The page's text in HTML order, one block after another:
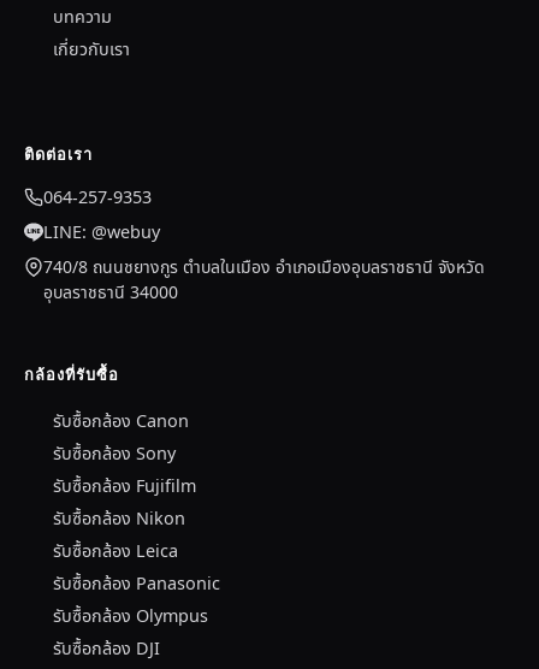
บทความ
เกี่ยวกับเรา
ติดต่อเรา
064-257-9353
LINE: @webuy
740/8 ถนนชยางกูร ตำบลในเมือง อำเภอเมืองอุบลราชธานี จังหวัด
อุบลราชธานี 34000
กล้องที่รับซื้อ
รับซื้อกล้อง Canon
รับซื้อกล้อง Sony
รับซื้อกล้อง Fujifilm
รับซื้อกล้อง Nikon
รับซื้อกล้อง Leica
รับซื้อกล้อง Panasonic
รับซื้อกล้อง Olympus
รับซื้อกล้อง DJI